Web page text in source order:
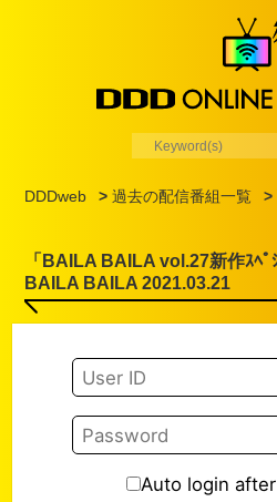
DDDweb >過去の配信番組一覧 >
「BAILA BAILA vol.27新作ｽﾍ
BAILA BAILA 2021.03.21